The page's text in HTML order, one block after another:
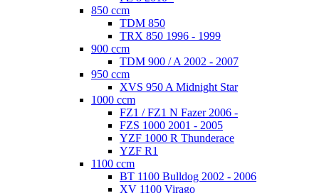
850 ccm
TDM 850
TRX 850 1996 - 1999
900 ccm
TDM 900 / A 2002 - 2007
950 ccm
XVS 950 A Midnight Star
1000 ccm
FZ1 / FZ1 N Fazer 2006 -
FZS 1000 2001 - 2005
YZF 1000 R Thunderace
YZF R1
1100 ccm
BT 1100 Bulldog 2002 - 2006
XV 1100 Virago